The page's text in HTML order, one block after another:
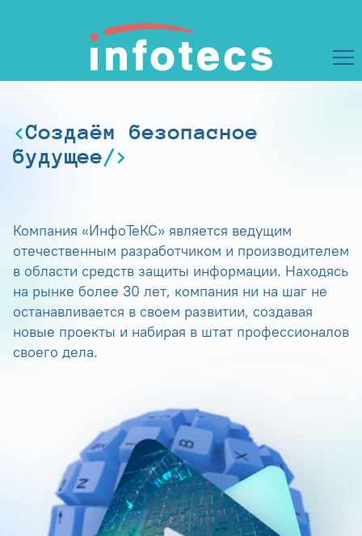
Создаём безопасное
будущее
Компания «ИнфоТеКС» является ведущим
отечественным разработчиком и производителем
в области средств защиты информации. Находясь
на рынке более 30 лет, компания ни на шаг не
останавливается в своем развитии, создавая
новые проекты и набирая в штат профессионалов
своего дела.